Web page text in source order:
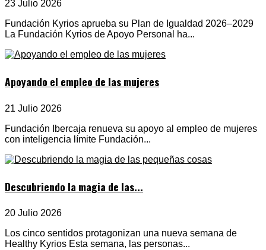
23 Julio 2026
Fundación Kyrios aprueba su Plan de Igualdad 2026–2029
La Fundación Kyrios de Apoyo Personal ha...
Apoyando el empleo de las mujeres
21 Julio 2026
Fundación Ibercaja renueva su apoyo al empleo de mujeres
con inteligencia límite Fundación...
Descubriendo la magia de las...
20 Julio 2026
Los cinco sentidos protagonizan una nueva semana de
Healthy Kyrios Esta semana, las personas...